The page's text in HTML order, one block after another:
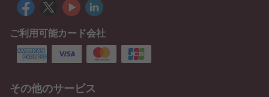
ご利用可能カード会社
その他のサービス